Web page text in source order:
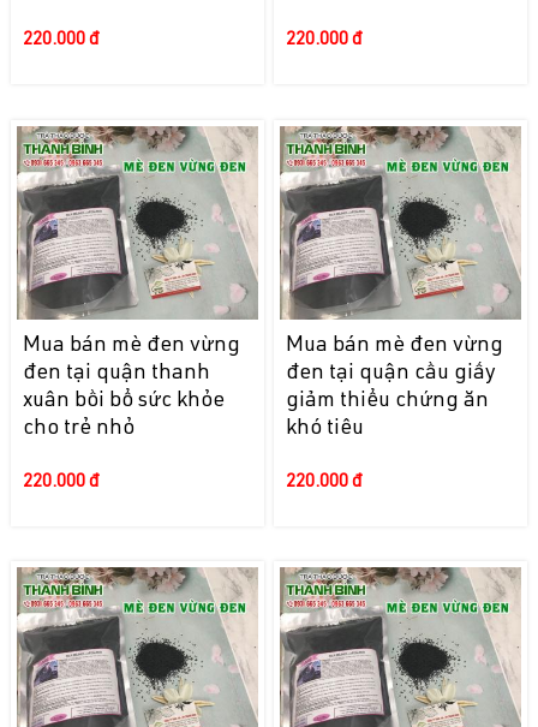
220.000 đ 220.000 đ
Mua bán mè đen vừng
đen tại quận thanh
xuân bồi bổ sức khỏe
cho trẻ nhỏ
220.000 đ
Mua bán mè đen vừng
đen tại quận cầu giấy
giảm thiểu chứng ăn
khó tiêu
220.000 đ